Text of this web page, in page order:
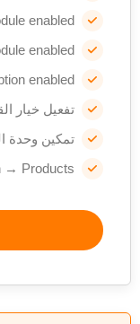
enabled
enabled
enabled
تفعيل خيار
تمكين وحدة
→ Products